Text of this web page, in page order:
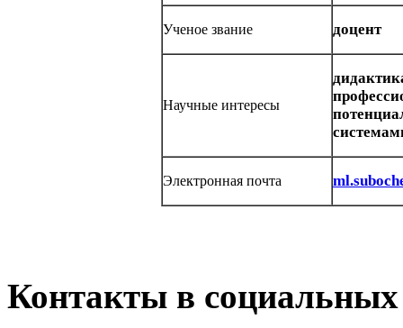
Ученое звание доцент
Научные интересы
Электронная почта
Контакты в социальных